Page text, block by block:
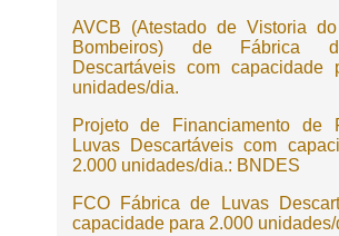
AVCB (Atestado de Vistoria
Bombeiros) de Fábrica
Descartáveis com capacidade
unidades/dia.
Projeto de Financiamento de
Luvas Descartáveis com
2.000 unidades/dia.: BNDES
FCO Fábrica de Luvas
capacidade para 2.000 unidades/